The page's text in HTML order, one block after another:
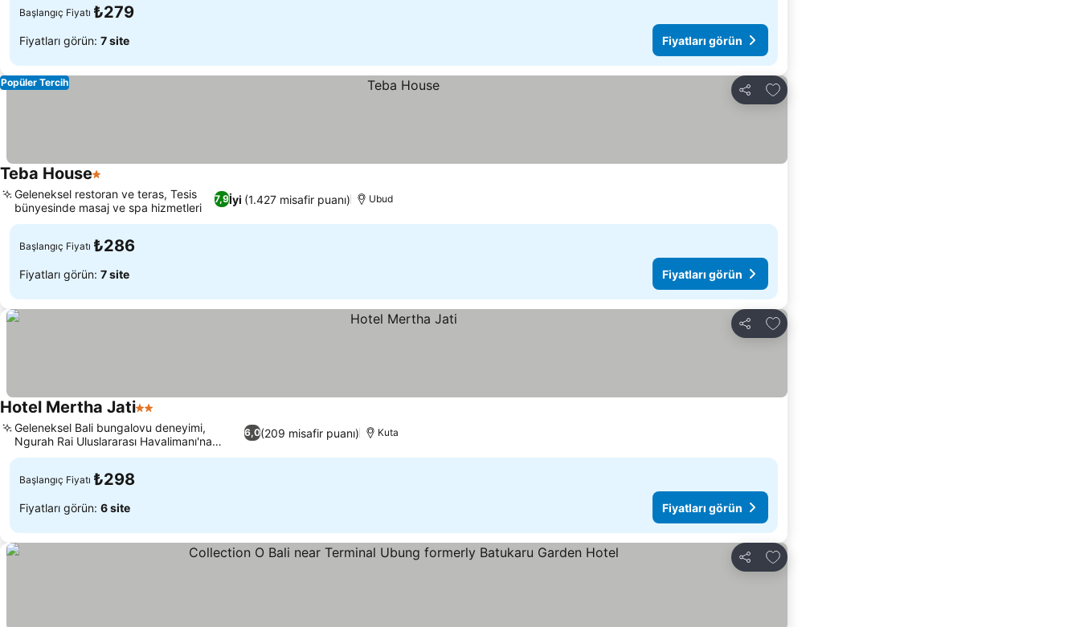
Başlangıç Fiyatı ₺279
Fiyatları görün: 7 site Fiyatları görün
Paylaş
Favorilerime ekle
Popüler Tercih
Teba House1 Yıldız
7,9İyi (1.427 misafir puanı)
Geleneksel restoran ve teras, Tesis
bünyesinde masaj ve spa hizmetleri
Ubud
Başlangıç Fiyatı ₺286
Fiyatları görün: 7 site Fiyatları görün
Paylaş
Favorilerime ekle
Hotel Mertha Jati2 Yıldız
6,0(209 misafir puanı)
Geleneksel Bali bungalovu deneyimi,
Ngurah Rai Uluslararası Havalimanı'na
yakınlık
Kuta
Başlangıç Fiyatı ₺298
Fiyatları görün: 6 site Fiyatları görün
Paylaş
Favorilerime ekle